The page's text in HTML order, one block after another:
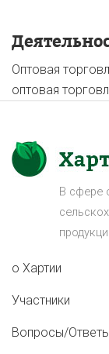
Оптовая
оптовая
В сфере
о Хартии
Участники
Вопросы/Ответы